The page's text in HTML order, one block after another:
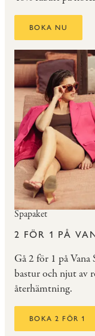
BOKA NU
Spapaket
2 FÖR 1 PÅ
Gå 2 för 1 på
bastur och njut av
återhämtning.
BOKA 2 FÖR 1